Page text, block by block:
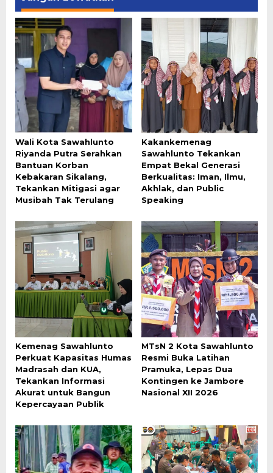
Wali Kota Sawahlunto
Riyanda Putra Serahkan
Bantuan Korban
Kebakaran Sikalang,
Tekankan Mitigasi agar
Musibah Tak Terulang
Kakankemenag
Sawahlunto Tekankan
Empat Bekal Generasi
Berkualitas: Iman, Ilmu,
Akhlak, dan Public
Speaking
Kemenag Sawahlunto
Perkuat Kapasitas Humas
Madrasah dan KUA,
Tekankan Informasi
Akurat untuk Bangun
Kepercayaan Publik
MTsN 2 Kota Sawahlunto
Resmi Buka Latihan
Pramuka, Lepas Dua
Kontingen ke Jambore
Nasional XII 2026